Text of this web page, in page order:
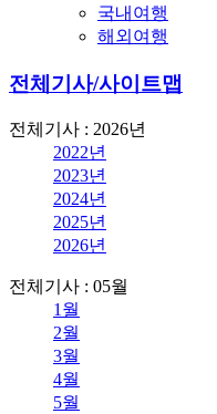
국내여행
해외여행
전체기사/사이트맵
전체기사 : 2026년
2022년
2023년
2024년
2025년
2026년
전체기사 : 05월
1월
2월
3월
4월
5월